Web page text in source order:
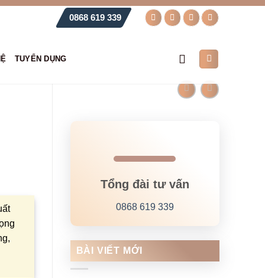
0868 619 339
TUYỂN DỤNG
Tổng đài tư vấn
0868 619 339
BÀI VIẾT MỚI